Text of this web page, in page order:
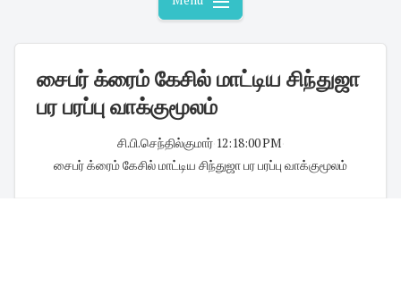
சைபர் க்ரைம் கேசில் மாட்டிய சிந்துஜா
பர பரப்பு வாக்குமூலம்
சி.பி.செந்தில்குமார்· 12:18:00 PM
சைபர் க்ரைம் கேசில் மாட்டிய சிந்துஜா பர பரப்பு வாக்குமூலம்